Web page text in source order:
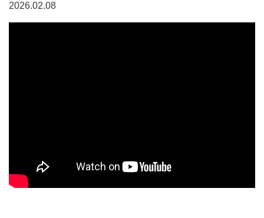
2026.02.08